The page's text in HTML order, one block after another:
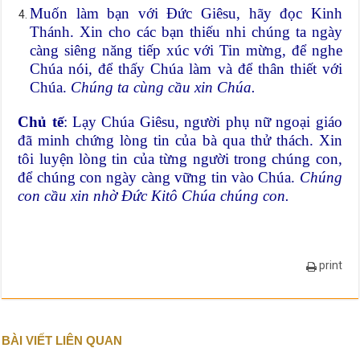
Muốn làm bạn với Đức Giêsu, hãy đọc Kinh
Thánh. Xin cho các bạn thiếu nhi chúng ta ngày
càng siêng năng tiếp xúc với Tin mừng, để nghe
Chúa nói, để thấy Chúa làm và để thân thiết với
Chúa. Chúng ta cùng cầu xin Chúa.
Chủ tế: Lạy Chúa Giêsu, người phụ nữ ngoại giáo
đã minh chứng lòng tin của bà qua thử thách. Xin
tôi luyện lòng tin của từng người trong chúng con,
để chúng con ngày càng vững tin vào Chúa. Chúng
con cầu xin nhờ Đức Kitô Chúa chúng con.
print
BÀI VIẾT LIÊN QUAN